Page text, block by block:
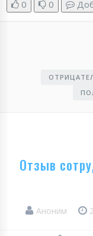
0 0
Отзыв
Аноним